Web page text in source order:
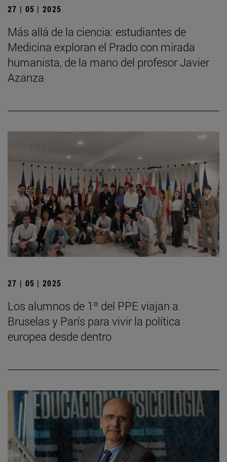
27 | 05 | 2025
Más allá de la ciencia: estudiantes de
Medicina exploran el Prado con mirada
humanista, de la mano del profesor Javier
Azanza
27 | 05 | 2025
Los alumnos de 1º del PPE viajan a
Bruselas y París para vivir la política
europea desde dentro